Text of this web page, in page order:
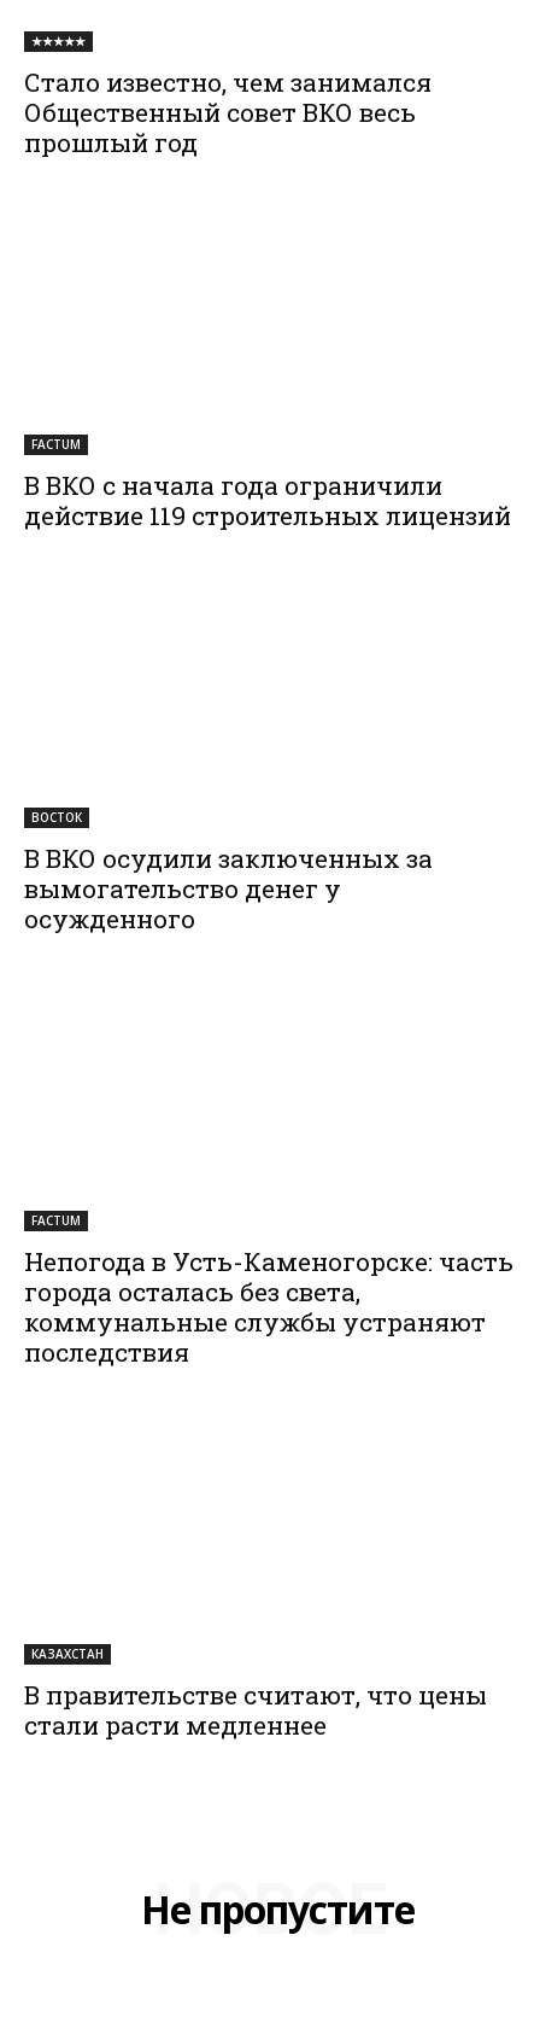
★★★★★
Стало известно, чем занимался
Общественный совет ВКО весь
прошлый год
FACTUM
В ВКО с начала года ограничили
действие 119 строительных лицензий
ВОСТОК
В ВКО осудили заключенных за
вымогательство денег у
осужденного
FACTUM
Непогода в Усть-Каменогорске: часть
города осталась без света,
коммунальные службы устраняют
последствия
КАЗАХСТАН
В правительстве считают, что цены
стали расти медленнее
Не пропустите
НОВОЕ